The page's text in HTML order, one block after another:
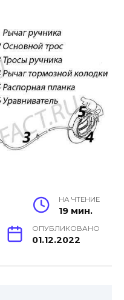
НА ЧТЕНИЕ
19 мин.
ОПУБЛИКОВАНО
01.12.2022